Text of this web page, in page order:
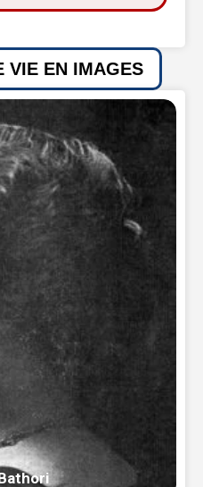
VIE EN IMAGES